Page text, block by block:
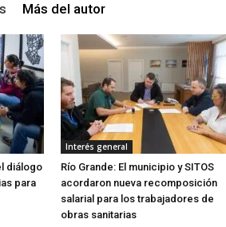
Más del autor
diálogo
para
Interés general
Río Grande: El municipio y SITOS
acordaron nueva recomposición
salarial para los trabajadores de
obras sanitarias